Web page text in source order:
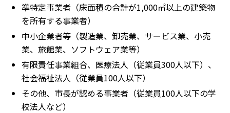
準特定事業者（床面積の合計が1,000㎡以上の建築物
を所有する事業者）
中小企業者等（製造業、卸売業、サービス業、小売
業、旅館業、ソフトウェア業等）
有限責任事業組合、医療法人（従業員300人以下）、
社会福祉法人（従業員100人以下）
その他、市長が認める事業者（従業員100人以下の学
校法人など）